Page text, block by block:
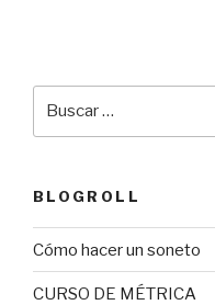
BLOGROLL
Cómo hacer un soneto
CURSO DE MÉTRICA